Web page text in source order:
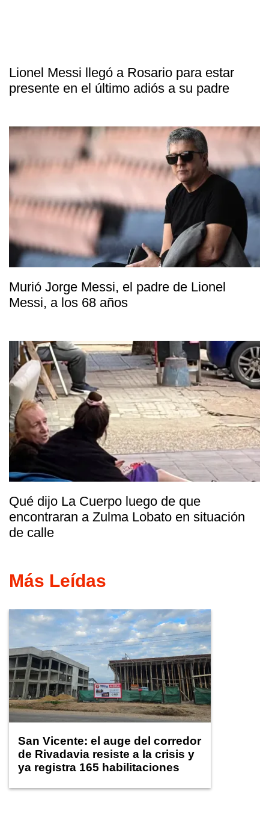
Lionel Messi llegó a Rosario para estar
presente en el último adiós a su padre
Murió Jorge Messi, el padre de Lionel
Messi, a los 68 años
Qué dijo La Cuerpo luego de que
encontraran a Zulma Lobato en situación
de calle
Más Leídas
San Vicente: el auge del corredor
de Rivadavia resiste a la crisis y
ya registra 165 habilitaciones